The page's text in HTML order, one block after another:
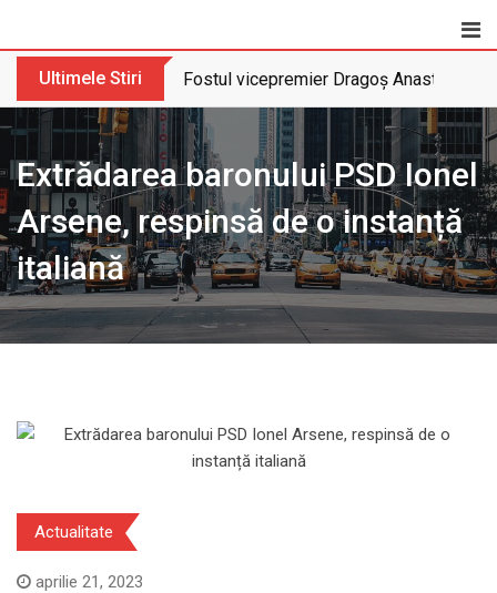
Ultimele Stiri Fostul vicepremier Dragoș Anastasiu
Extrădarea baronului PSD Ionel
Arsene, respinsă de o instanță
italiană
Actualitate
aprilie 21, 2023